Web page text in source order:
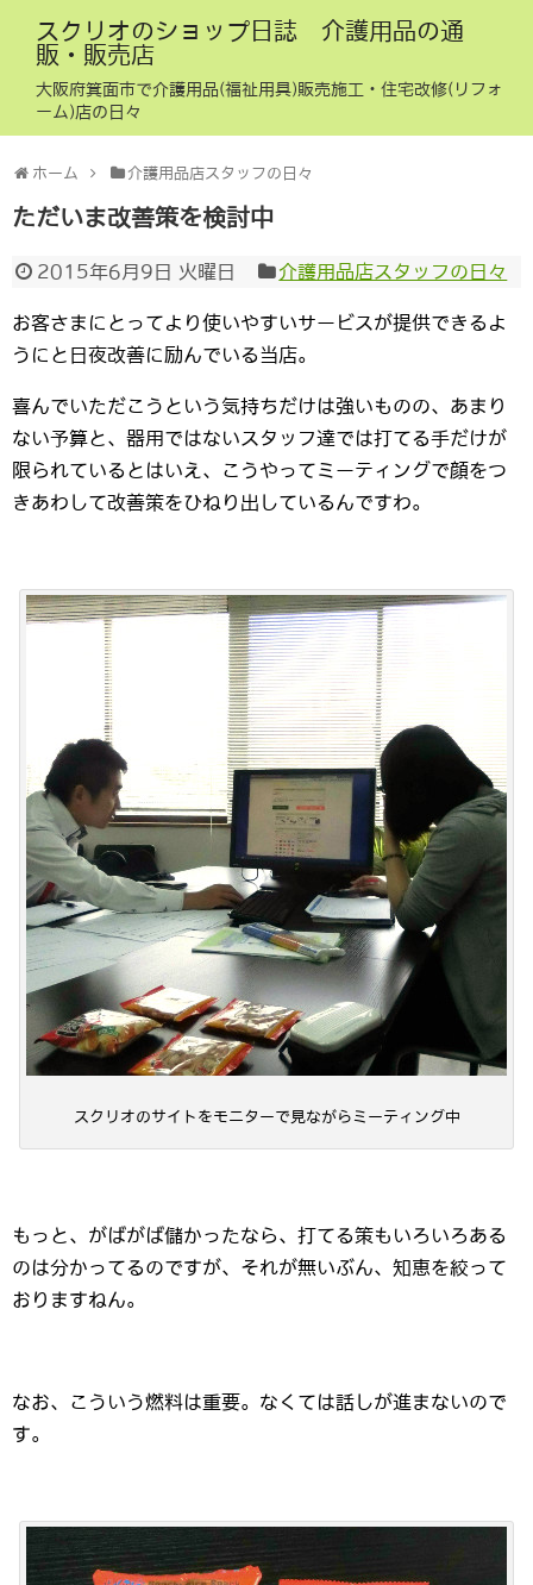
スクリオのショップ日誌 介護用品の通
販・販売店
大阪府箕面市で介護用品(福祉用具)販売施工・住宅改修(リフォ
ーム)店の日々
ホーム 介護用品店スタッフの日々
ただいま改善策を検討中
2015年6月9日 火曜日 介護用品店スタッフの日々
お客さまにとってより使いやすいサービスが提供できるよ
うにと日夜改善に励んでいる当店。
喜んでいただこうという気持ちだけは強いものの、あまり
ない予算と、器用ではないスタッフ達では打てる手だけが
限られているとはいえ、こうやってミーティングで顔をつ
きあわして改善策をひねり出しているんですわ。
スクリオのサイトをモニターで見ながらミーティング中
もっと、がばがば儲かったなら、打てる策もいろいろある
のは分かってるのですが、それが無いぶん、知恵を絞って
おりますねん。
なお、こういう燃料は重要。なくては話しが進まないので
す。